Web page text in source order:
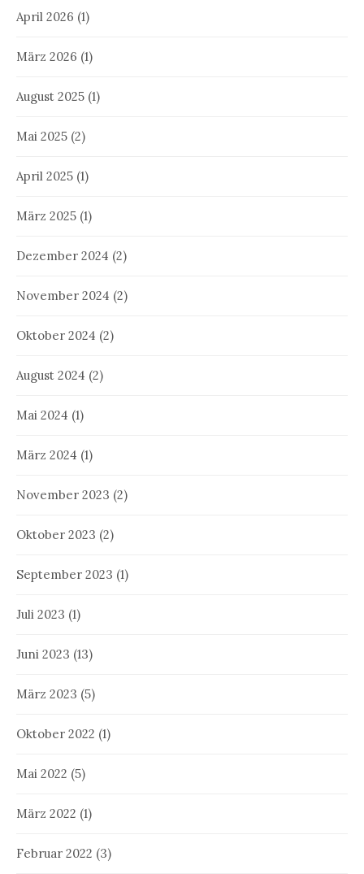
April 2026 (1)
März 2026 (1)
August 2025 (1)
Mai 2025 (2)
April 2025 (1)
März 2025 (1)
Dezember 2024 (2)
November 2024 (2)
Oktober 2024 (2)
August 2024 (2)
Mai 2024 (1)
März 2024 (1)
November 2023 (2)
Oktober 2023 (2)
September 2023 (1)
Juli 2023 (1)
Juni 2023 (13)
März 2023 (5)
Oktober 2022 (1)
Mai 2022 (5)
März 2022 (1)
Februar 2022 (3)